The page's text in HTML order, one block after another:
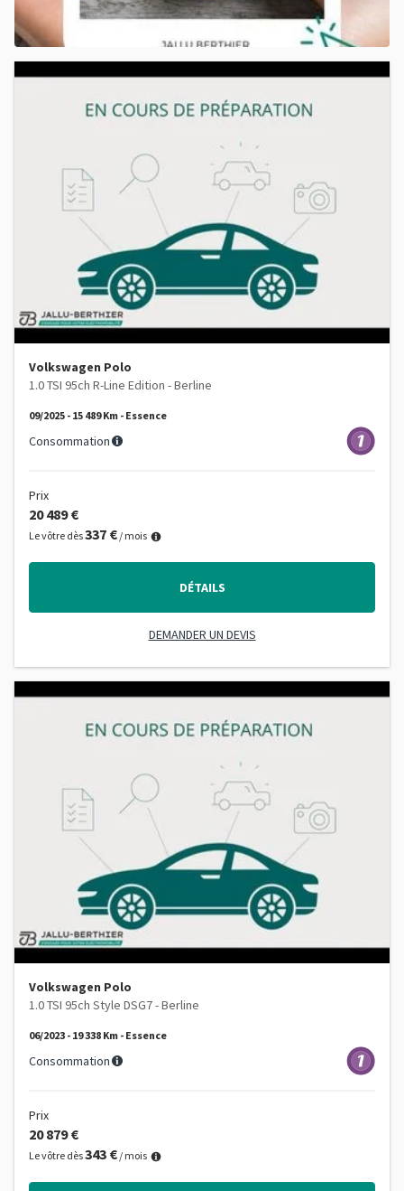
Volkswagen Polo
1.0 TSI 95ch R-Line Edition - Berline
09/2025 - 15 489 Km - Essence
Consommation
Prix
20 489 €
Le vôtre dès337 € / mois
DÉTAILS
DEMANDER UN DEVIS
Volkswagen Polo
1.0 TSI 95ch Style DSG7 - Berline
06/2023 - 19 338 Km - Essence
Consommation
Prix
20 879 €
Le vôtre dès343 € / mois